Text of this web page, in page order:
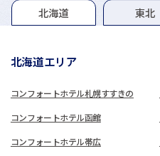
グループホテル一覧
北海道 東北
北海道エリア
コンフォートホテル札幌すすきの
コンフォートホテル函館
コンフォートホテル帯広